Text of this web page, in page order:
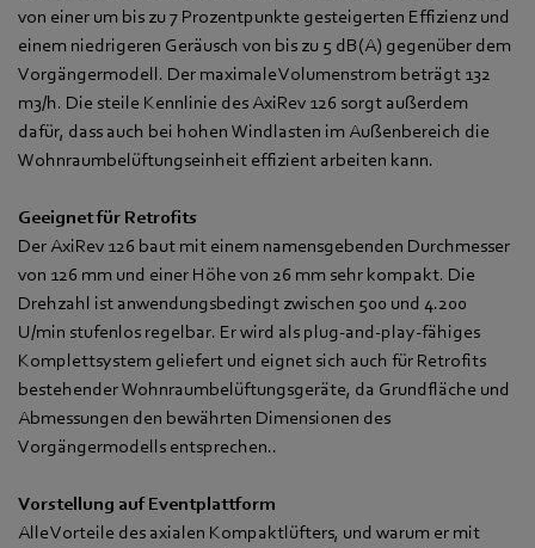
von einer um bis zu 7 Prozentpunkte gesteigerten Effizienz und
einem niedrigeren Geräusch von bis zu 5 dB(A) gegenüber dem
Vorgängermodell. Der maximale Volumenstrom beträgt 132
m3/h. Die steile Kennlinie des AxiRev 126 sorgt außerdem
dafür, dass auch bei hohen Windlasten im Außenbereich die
Wohnraumbelüftungseinheit effizient arbeiten kann.
Geeignet für Retrofits
Der AxiRev 126 baut mit einem namensgebenden Durchmesser
von 126 mm und einer Höhe von 26 mm sehr kompakt. Die
Drehzahl ist anwendungsbedingt zwischen 500 und 4.200
U/min stufenlos regelbar. Er wird als plug-and-play-fähiges
Komplettsystem geliefert und eignet sich auch für Retrofits
bestehender Wohnraumbelüftungsgeräte, da Grundfläche und
Abmessungen den bewährten Dimensionen des
Vorgängermodells entsprechen..
Vorstellung auf Eventplattform
Alle Vorteile des axialen Kompaktlüfters, und warum er mit